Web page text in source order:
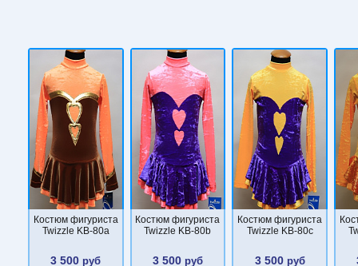
Костюм фигуриста
Twizzle KB-80a
3 500 руб
Костюм фигуриста
Twizzle KB-80b
3 500 руб
Костюм фигуриста
Twizzle KB-80c
3 500руб